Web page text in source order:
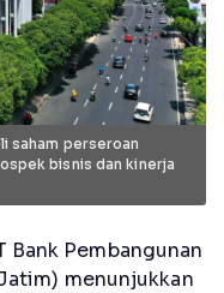
saham perseroan
bisnis dan kinerja
Bank Pembangunan
menunjukkan